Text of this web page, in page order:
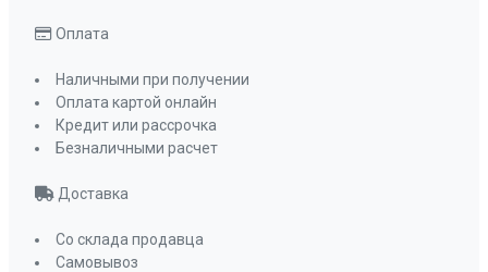
Оплата
Наличными при получении
Оплата картой онлайн
Кредит или рассрочка
Безналичными расчет
Доставка
Со склада продавца
Самовывоз